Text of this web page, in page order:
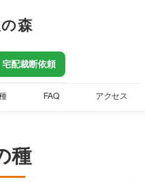
森
宅配裁断依頼
FAQ アクセス
種